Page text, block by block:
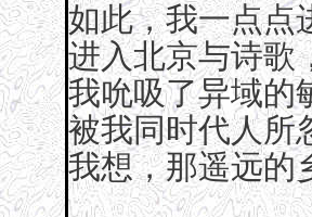
如此，我一点点
进入北京与诗歌
我吮吸了异域的
被我同时代人所
我想，那遥远的